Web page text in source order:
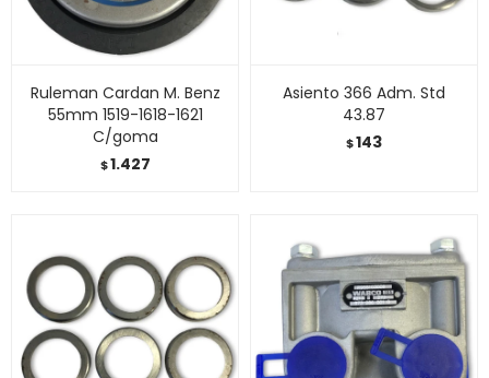
Ruleman Cardan M. Benz
55mm 1519-1618-1621
C/goma
$1.427
Asiento 366 Adm. Std
43.87
$143